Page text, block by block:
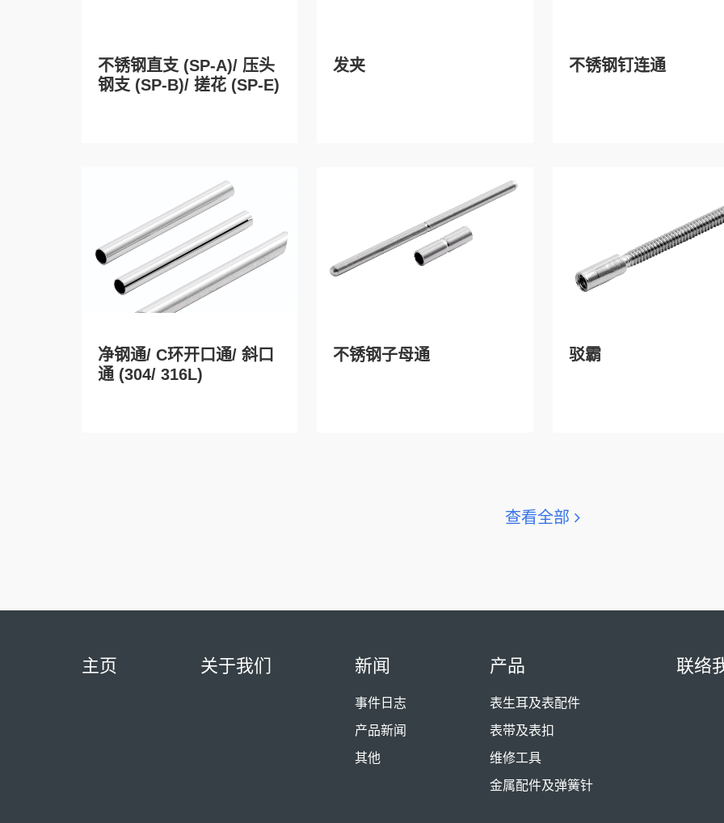
不锈钢直支 (SP-A)/ 压头
钢支 (SP-B)/ 搓花 (SP-E)
发夹 不锈钢钉连通
净钢通/ C环开口通/ 斜口
通 (304/ 316L)
不锈钢子母通 驳霸
查看全部
主页 关于我们 新闻
事件日志
产品新闻
其他
产品
表生耳及表配件
表带及表扣
维修工具
金属配件及弹簧针
联络